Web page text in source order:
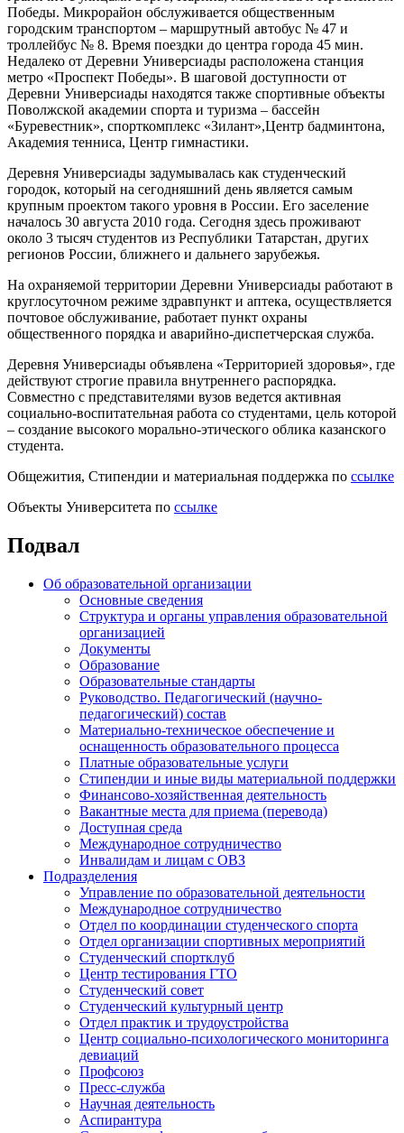
Победы. Микрорайон обслуживается общественным
городским транспортом – маршрутный автобус № 47 и
троллейбус № 8. Время поездки до центра города 45 мин.
Недалеко от Деревни Универсиады расположена станция
метро «Проспект Победы». В шаговой доступности от
Деревни Универсиады находятся также спортивные объекты
Поволжской академии спорта и туризма – бассейн
«Буревестник», спорткомплекс «Зилант»,Центр бадминтона,
Академия тенниса, Центр гимнастики.
Деревня Универсиады задумывалась как студенческий
городок, который на сегодняшний день является самым
крупным проектом такого уровня в России. Его заселение
началось 30 августа 2010 года. Сегодня здесь проживают
около 3 тысяч студентов из Республики Татарстан, других
регионов России, ближнего и дальнего зарубежья.
На охраняемой территории Деревни Универсиады работают в
круглосуточном режиме здравпункт и аптека, осуществляется
почтовое обслуживание, работает пункт охраны
общественного порядка и аварийно-диспетчерская служба.
Деревня Универсиады объявлена «Территорией здоровья», где
действуют строгие правила внутреннего распорядка.
Совместно с представителями вузов ведется активная
социально-воспитательная работа со студентами, цель которой
– создание высокого морально-этического облика казанского
студента.
Общежития, Стипендии и материальная поддержка по ссылке
Объекты Университета по ссылке
Подвал
Об образовательной организации
Основные сведения
Структура и органы управления образовательной
организацией
Документы
Образование
Образовательные стандарты
Руководство. Педагогический (научно-
педагогический) состав
Материально-техническое обеспечение и
оснащенность образовательного процесса
Платные образовательные услуги
Стипендии и иные виды материальной поддержки
Финансово-хозяйственная деятельность
Вакантные места для приема (перевода)
Доступная среда
Международное сотрудничество
Инвалидам и лицам с ОВЗ
Подразделения
Управление по образовательной деятельности
Международное сотрудничество
Отдел по координации студенческого спорта
Отдел организации спортивных мероприятий
Студенческий спортклуб
Центр тестирования ГТО
Студенческий совет
Студенческий культурный центр
Отдел практик и трудоустройства
Центр социально-психологического мониторинга
девиаций
Профсоюз
Пресс-служба
Научная деятельность
Аспирантура